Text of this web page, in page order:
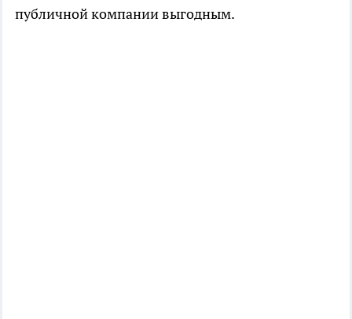
публичной компании выгодным.